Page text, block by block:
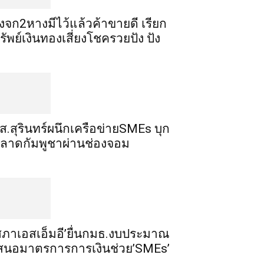
จก​2​หาง​มีไว้แล้ว​ค้าขาย​ดี​ เรียก​
พย์เงินทอง​เสี่ยงโชค​รวยปัง​ ปัง​
.สุรินทร์ผนึกเครือข่ายSMEs บุก
าดกัมพูชาผ่านช่องจอม
ภาเอสเอ็มอี’ยื่นกมธ.งบประมาณ
นอมาตรการการเงินช่วย’SMEs’